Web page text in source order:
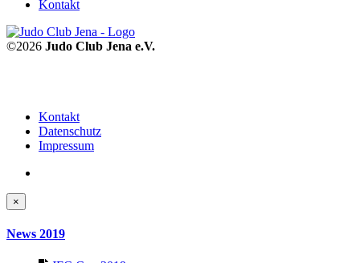
Kontakt
©2026 Judo Club Jena e.V.
Kontakt
Datenschutz
Impressum
×
News 2019